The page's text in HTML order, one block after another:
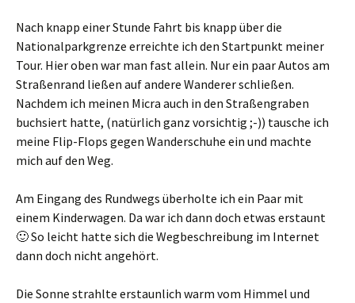
Nach knapp einer Stunde Fahrt bis knapp über die
Nationalparkgrenze erreichte ich den Startpunkt meiner
Tour. Hier oben war man fast allein. Nur ein paar Autos am
Straßenrand ließen auf andere Wanderer schließen.
Nachdem ich meinen Micra auch in den Straßengraben
buchsiert hatte, (natürlich ganz vorsichtig ;-)) tausche ich
meine Flip-Flops gegen Wanderschuhe ein und machte
mich auf den Weg.
Am Eingang des Rundwegs überholte ich ein Paar mit
einem Kinderwagen. Da war ich dann doch etwas erstaunt
🙂 So leicht hatte sich die Wegbeschreibung im Internet
dann doch nicht angehört.
Die Sonne strahlte erstaunlich warm vom Himmel und